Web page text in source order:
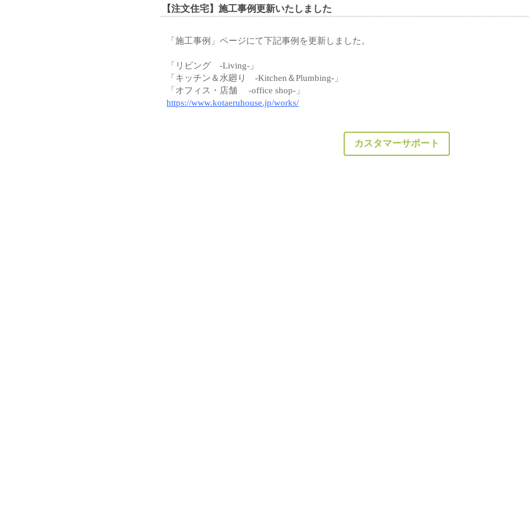
【注文住宅】施工事例更新いたしました
「施工事例」ページにて下記事例を更新しました。
「リビング -Living-」
「キッチン＆水廻り
-Kitchen＆Plumbing-」
「オフィス・店舗 -office shop-」
https://www.kotaeruhouse.jp/works/
カスタマーサポート